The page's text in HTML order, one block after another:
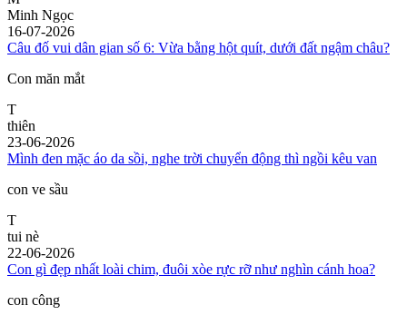
Minh Ngọc
16-07-2026
Câu đố vui dân gian số 6: Vừa bằng hột quít, dưới đất ngậm châu?
Con măn mắt
T
thiên
23-06-2026
Mình đen mặc áo da sồi, nghe trời chuyển động thì ngồi kêu van
con ve sầu
T
tui nè
22-06-2026
Con gì đẹp nhất loài chim, đuôi xòe rực rỡ như nghìn cánh hoa?
con công